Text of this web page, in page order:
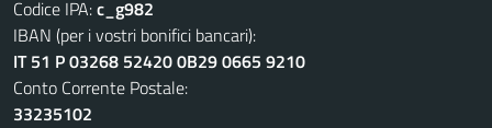
Codice IPA:c_g982
IBAN (per i vostri bonifici bancari):
IT 51 P 03268 52420 0B29 0665 9210
Conto Corrente Postale:
33235102